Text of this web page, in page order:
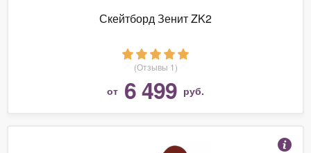
Скейтборд Зенит ZK2
(Отзывы 1)
от 6 499 руб.